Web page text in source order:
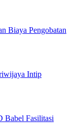
Biaya Pengobatan
Intip
Babel Fasilitasi